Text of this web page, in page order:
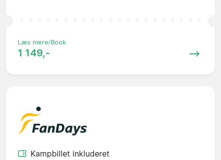
Læs mere/Book
1 149,-
Kampbillet inkluderet